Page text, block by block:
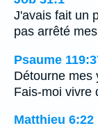
J'avais fait un
pas arrêté
Psaume
Détourne mes
Fais-moi vivre
Matthieu 6:22